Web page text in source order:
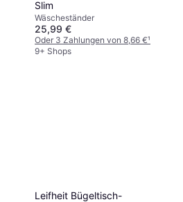
Slim
Wäscheständer
25,99 €
Oder 3 Zahlungen von 8,66 €¹
9+ Shops
Leifheit Bügeltisch-